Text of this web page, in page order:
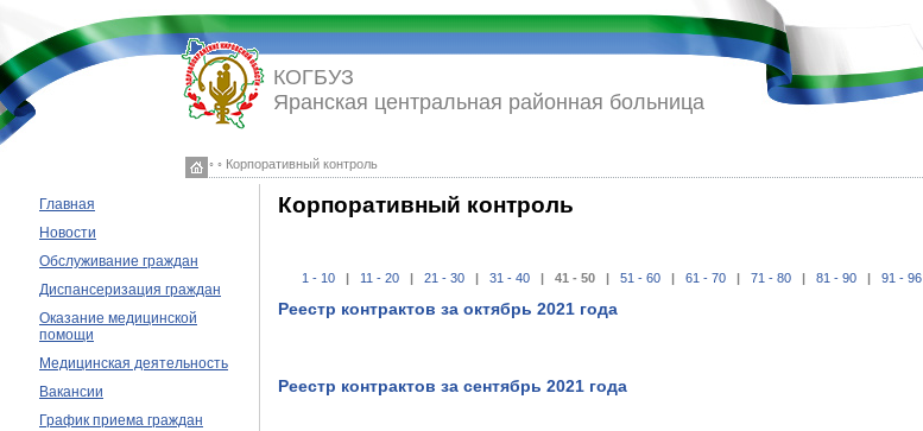
◦ ◦ Корпоративный контроль
КОГБУЗ
Яранская центральная районная больница
Главная
Новости
Обслуживание граждан
Диспансеризация граждан
Оказание медицинской
помощи
Медицинская деятельность
Вакансии
График приема граждан
Корпоративный контроль
1 - 10 | 11 - 20 | 21 - 30 | 31 - 40 | 41 - 50 | 51 - 60 | 61 - 70 | 71 - 80 | 81 - 90 | 91 - 96
Реестр контрактов за октябрь 2021 года
Реестр контрактов за сентябрь 2021 года